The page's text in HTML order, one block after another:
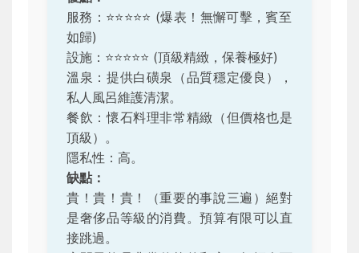
服務： ⭐️⭐️⭐️⭐️⭐️ (爆表！無懈可擊，賓至
如歸)
設施： ⭐️⭐️⭐️⭐️⭐️ (頂級精緻，保養極好)
溫泉：提供白磺泉（品質穩定優良），
私人風呂維護清潔。
餐飲：懷石料理非常精緻（但價格也是
頂級）。
隱私性：高。
缺點：
貴！貴！貴！（重要的事說三遍）絕對
是奢侈品等級的消費。預算有限可以直
接跳過。